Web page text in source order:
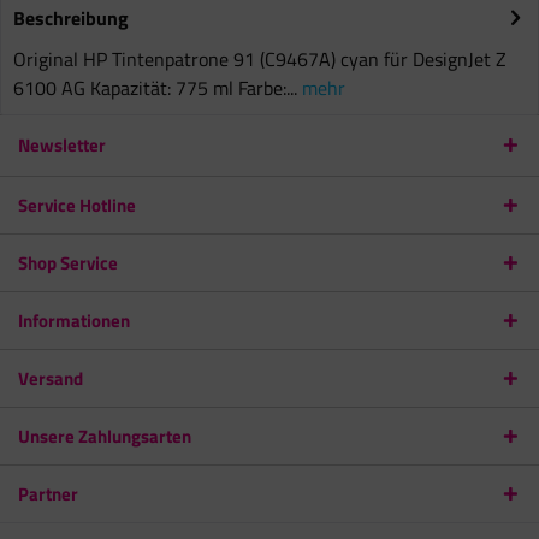
Beschreibung
Original HP Tintenpatrone 91 (C9467A) cyan für DesignJet Z
6100 AG Kapazität: 775 ml Farbe:... mehr
Newsletter
Service Hotline
Shop Service
Informationen
Versand
Unsere Zahlungsarten
Partner